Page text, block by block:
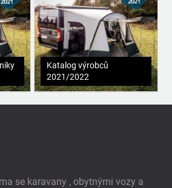
Katalog výrobců
2021/2022
se karavany , obytnými vozy a